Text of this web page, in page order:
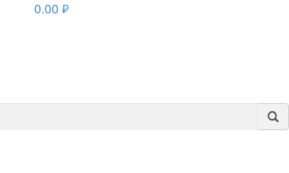
0.00 руб.